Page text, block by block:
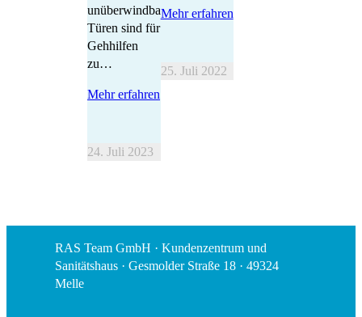
unüberwindbar,
Türen sind für
Gehhilfen
zu…
Mehr erfahren
24. Juli 2023
Mehr erfahren
25. Juli 2022
RAS Team GmbH · Kundenzentrum und
Sanitätshaus · Gesmolder Straße 18 · 49324
Melle